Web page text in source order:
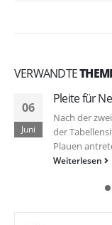
VERWANDTE
06
Juni
Pleite für
Nach der
der
Plauen
Weiterlesen